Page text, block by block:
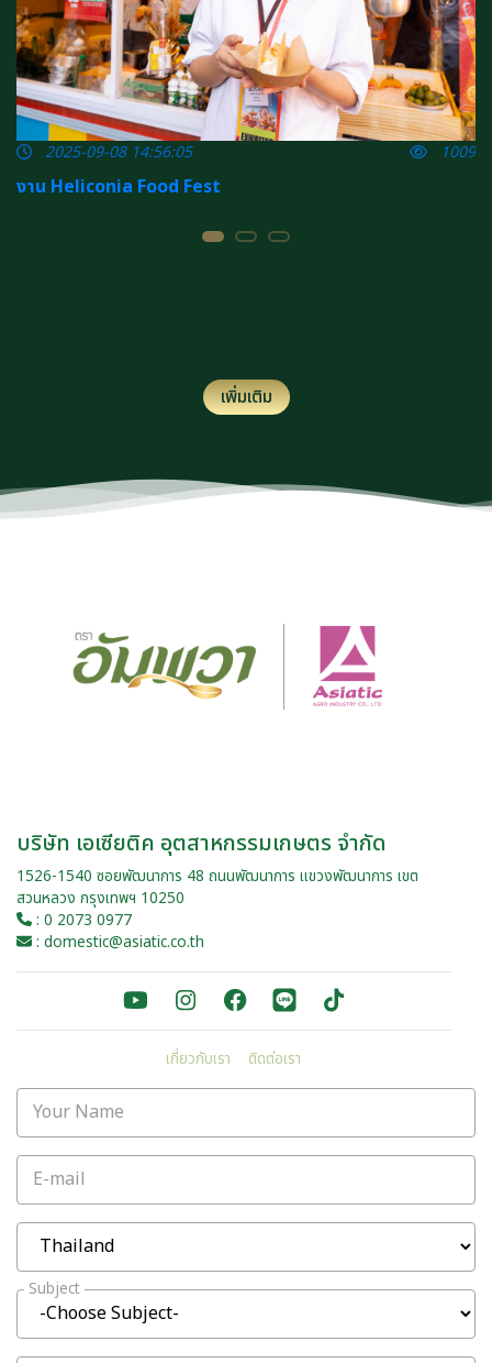
2025-09-08 14:56:05
1009
งาน Heliconia Food Fest
เพิ่มเติม
บริษัท เอเซียติค อุตสาหกรรมเกษตร จำกัด
1526-1540 ซอยพัฒนาการ 48 ถนนพัฒนาการ แขวงพัฒนาการ เขต
สวนหลวง กรุงเทพฯ 10250
: 0 2073 0977
: domestic@asiatic.co.th
เกี่ยวกับเรา ติดต่อเรา
Your Name
E-mail
Subject